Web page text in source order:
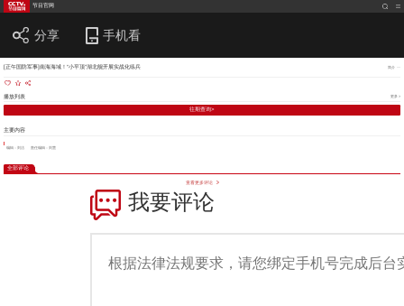
节目官网
分享 手机看
[正午国防军事]南海海域！“小平顶”湖北舰开展实战化练兵 简介
播放列表 更多 >
往期查询>
主要内容
编辑：刘洁 责任编辑：刘慧
全部评论
查看更多评论